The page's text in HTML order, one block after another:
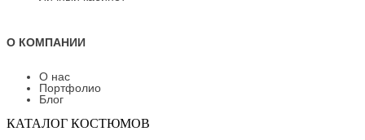
О КОМПАНИИ
О нас
Портфолио
Блог
КАТАЛОГ КОСТЮМОВ